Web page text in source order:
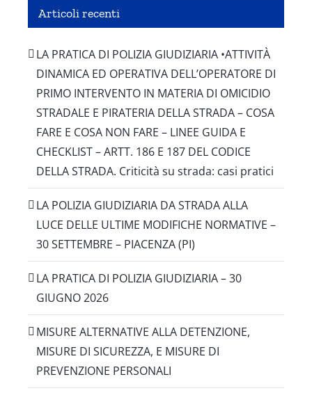
Articoli recenti
LA PRATICA DI POLIZIA GIUDIZIARIA •ATTIVITÀ
DINAMICA ED OPERATIVA DELL’OPERATORE DI
PRIMO INTERVENTO IN MATERIA DI OMICIDIO
STRADALE E PIRATERIA DELLA STRADA – COSA
FARE E COSA NON FARE – LINEE GUIDA E
CHECKLIST – ARTT. 186 E 187 DEL CODICE
DELLA STRADA. Criticità su strada: casi pratici
LA POLIZIA GIUDIZIARIA DA STRADA ALLA
LUCE DELLE ULTIME MODIFICHE NORMATIVE –
30 SETTEMBRE – PIACENZA (PI)
LA PRATICA DI POLIZIA GIUDIZIARIA – 30
GIUGNO 2026
MISURE ALTERNATIVE ALLA DETENZIONE,
MISURE DI SICUREZZA, E MISURE DI
PREVENZIONE PERSONALI